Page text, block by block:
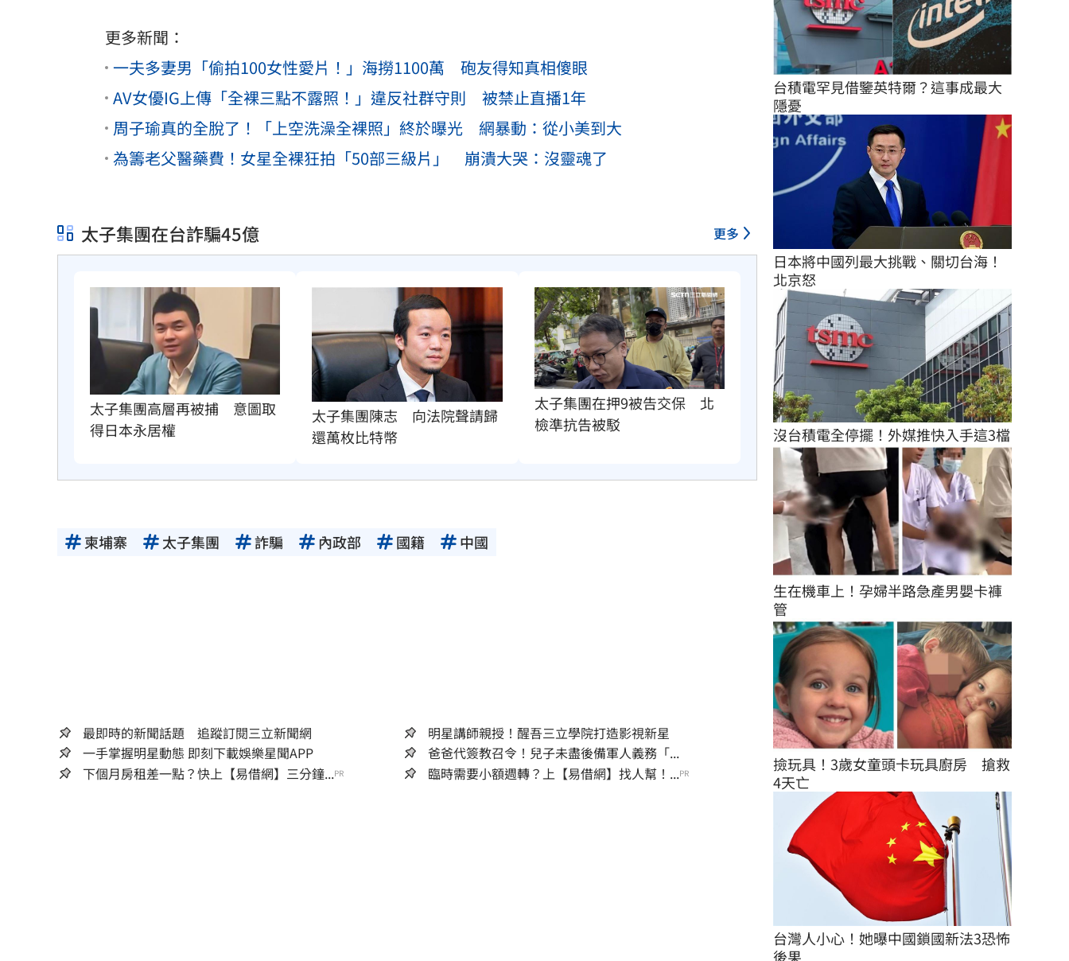
更多新聞：
一夫多妻男「偷拍100女性愛片！」海撈1100萬 砲友得知真相傻眼
AV女優IG上傳「全裸三點不露照！」違反社群守則 被禁止直播1年
周子瑜真的全脫了！「上空洗澡全裸照」終於曝光 網暴動：從小美到大
為籌老父醫藥費！女星全裸狂拍「50部三級片」 崩潰大哭：沒靈魂了
太子集團在台詐騙45億 更多
太子集團高層再被捕　意圖取
得日本永居權
太子集團陳志　向法院聲請歸
還萬枚比特幣
太子集團在押9被告交保　北
檢準抗告被駁
柬埔寨 太子集團 詐騙 內政部 國籍 中國
最即時的新聞話題 追蹤訂閱三立新聞網
明星講師親授！醒吾三立學院打造影視新星
一手掌握明星動態 即刻下載娛樂星聞APP
爸爸代簽教召令！兒子未盡後備軍人義務「...
下個月房租差一點？快上【易借網】三分鐘...PR 臨時需要小額週轉？上【易借網】找人幫！...PR
台積電罕見借鑒英特爾？這事成最大
隱憂
日本將中國列最大挑戰、關切台海！
北京怒
沒台積電全停擺！外媒推快入手這3檔
生在機車上！孕婦半路急產男嬰卡褲
管
撿玩具！3歲女童頭卡玩具廚房　搶救
4天亡
台灣人小心！她曝中國鎖國新法3恐怖
後果